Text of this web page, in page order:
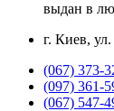
выдан в
г. Киев,
(067) 373-
(097) 361-
(067) 547-